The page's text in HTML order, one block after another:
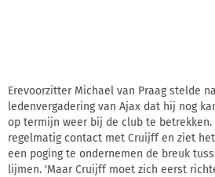
Erevoorzitter Michael van Praag stelde
ledenvergadering van Ajax dat hij nog
op termijn weer bij de club te betrekken.
regelmatig contact met Cruijff en ziet
een poging te ondernemen de breuk
lijmen. 'Maar Cruijff moet zich eerst